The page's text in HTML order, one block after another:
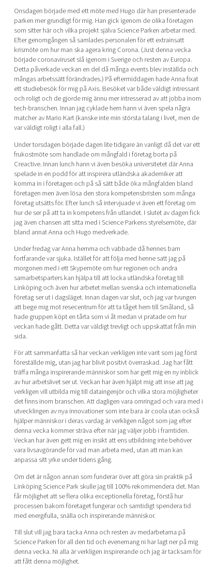
Onsdagen började med ett möte med Hugo där han presenterade
parken mer grundligt för mig. Han gick igenom de olika företagen
som sitter här och vilka projekt själva Science Parken arbetar med.
Efter genomgången så samlades personalen för ett extrainsatt
krismöte om hur man ska agera kring Corona. (Just denna vecka
började coronaviruset slå igenom i Sverige och resten av Europa.
Detta påverkade veckan en del då många events blev inställda och
mångas arbetssätt förändrades.) På eftermiddagen hade Anna fixat
ett studiebesök för mig på Axis. Besöket var både väldigt intressant
och roligt och de gjorde mig ännu mer intresserad av att jobba inom
tech-branschen. Innan jag cyklade hem hann vi även spela några
matcher av Mario Kart (kanske inte min största talang i livet, men de
var väldigt roligt i alla fall.)
Under torsdagen började dagen lite tidigare än vanligt då det var ett
frukostmöte som handlade om mångfald i företag borta på
Creactive. Innan lunch hann vi även besöka universitetet där Anna
spelade in en podd för att inspirera utländska akademiker att
komma in i företagen och på så sätt både öka mångfalden bland
företagen men även lösa den stora kompetensbristen som många
företag utsätts för. Efter lunch så intervjuade vi även ett företag om
hur de ser på att ta in kompetens från utlandet. I slutet av dagen fick
jag även chansen att sitta med i Science Parkens styrelsemöte, där
bland annat Anna och Hugo medverkade.
Under fredag var Anna hemma och vabbade då hennes barn
fortfarande var sjuka. Istället för att följa med henne satt jag på
morgonen med i ett Skypemöte om hur regionen och andra
samarbetsparters kan hjälpa till att locka utländska företag till
Linköping och även hur arbetet mellan svenska och internationella
företag ser ut i dagsläget. Innan dagen var slut, och jag var tvungen
att bege mig mot resecentrum för att ta tåget hem till Småland, så
hade gruppen köpt en tårta som vi åt medan vi pratade om hur
veckan hade gått. Detta var väldigt trevligt och uppskattat från min
sida.
För att sammanfatta så har veckan verkligen inte varit som jag först
föreställde mig, utan jag har blivit positivt överraskad. Jag har fått
träffa många inspirerande människor som har gett mig en ny inblick
av hur arbetslivet ser ut. Veckan har även hjälpt mig att inse att jag
verkligen vill utbilda mig till dataingenjör och vilka stora möjligheter
det finns inom branschen. Att dagligen vara omringad och vara med i
utvecklingen av nya innovationer som inte bara är coola utan också
hjälper människor i deras vardag är verkligen något som jag efter
denna vecka kommer sträva efter när jag väljer jobb i framtiden.
Veckan har även gett mig en insikt att ens utbildning inte behöver
vara livsavgörande för vad man arbeta med, utan att man kan
anpassa sitt yrke under tidens gång.
Om det är någon annan som funderar över att göra sin praktik på
Linköping Science Park skulle jag till 100% rekommendera det. Man
får möjlighet att se flera olika exceptionella företag, förstå hur
processen bakom företaget fungerar och samtidigt spendera tid
med energifulla, snälla och inspirerande människor.
Till slut vill jag bara tacka Anna och resten av medarbetarna på
Science Parken för all den tid och evenemang ni har lagt ner på mig
denna vecka. Ni alla är verkligen inspirerande och jag är tacksam för
att fått denna möjlighet.